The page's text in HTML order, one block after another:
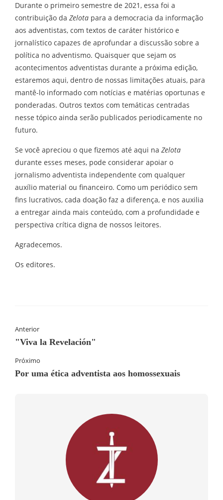
Durante o primeiro semestre de 2021, essa foi a
contribuição da Zelota para a democracia da informação
aos adventistas, com textos de caráter histórico e
jornalístico capazes de aprofundar a discussão sobre a
política no adventismo. Quaisquer que sejam os
acontecimentos adventistas durante a próxima edição,
estaremos aqui, dentro de nossas limitações atuais, para
mantê-lo informado com notícias e matérias oportunas e
ponderadas. Outros textos com temáticas centradas
nesse tópico ainda serão publicados periodicamente no
futuro.
Se você apreciou o que fizemos até aqui na Zelota
durante esses meses, pode considerar apoiar o
jornalismo adventista independente com qualquer
auxílio material ou financeiro. Como um periódico sem
fins lucrativos, cada doação faz a diferença, e nos auxilia
a entregar ainda mais conteúdo, com a profundidade e
perspectiva crítica digna de nossos leitores.
Agradecemos.
Os editores.
Anterior
"Viva la Revelación"
Próximo
Por uma ética adventista aos homossexuais